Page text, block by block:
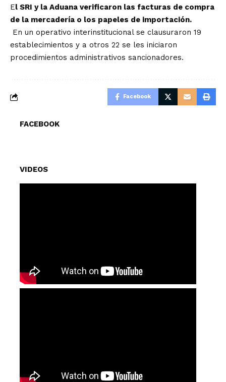
El SRI y la Aduana verificaron las facturas de compra
de la mercadería o los papeles de importación.
En un operativo interinstitucional se clausuraron 19
establecimientos y a otros 22 se les iniciaron
procedimientos administrativos sancionadores.
Facebook
FACEBOOK
VIDEOS